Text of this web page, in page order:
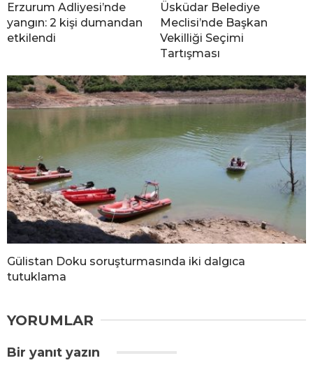
Erzurum Adliyesi’nde
yangın: 2 kişi dumandan
etkilendi
Üsküdar Belediye
Meclisi’nde Başkan
Vekilliği Seçimi
Tartışması
Gülistan Doku soruşturmasında iki dalgıca
tutuklama
YORUMLAR
Bir yanıt yazın